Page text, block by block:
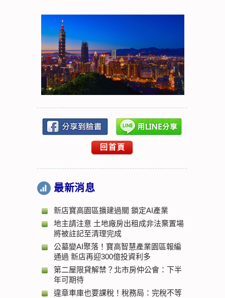
回首頁
最新消息
新店寶高園區擴建過關 鎖定AI產業
地主請注意 土地廠房出租成非法棄置場
將被註記至清理完成
公墓變AI聚落！寶高智慧產業園區報編
通過 新店再迎300億投資利多
第二屋限貸解禁？北市房仲公會：下半
年可期待
違章車庫也要課稅！稅務局：完稅不等